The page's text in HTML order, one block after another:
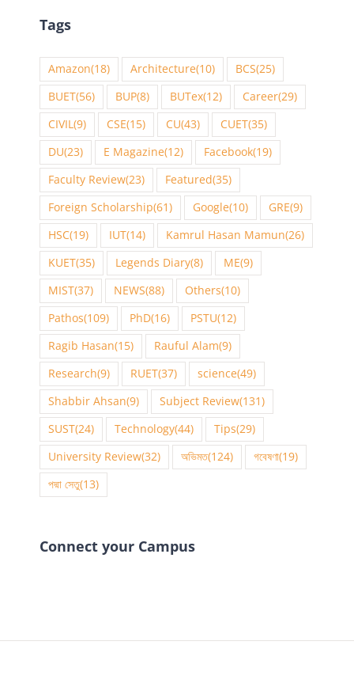
Tags
Amazon(18) Architecture(10) BCS(25)
BUET(56) BUP(8) BUTex(12) Career(29)
CIVIL(9) CSE(15) CU(43) CUET(35)
DU(23) E Magazine(12) Facebook(19)
Faculty Review(23) Featured(35)
Foreign Scholarship(61) Google(10) GRE(9)
HSC(19) IUT(14) Kamrul Hasan Mamun(26)
KUET(35) Legends Diary(8) ME(9)
MIST(37) NEWS(88) Others(10)
Pathos(109) PhD(16) PSTU(12)
Ragib Hasan(15) Rauful Alam(9)
Research(9) RUET(37) science(49)
Shabbir Ahsan(9) Subject Review(131)
SUST(24) Technology(44) Tips(29)
University Review(32) অভিমত(124) গবেষণা(19)
পদ্মা সেতু(13)
Connect your Campus